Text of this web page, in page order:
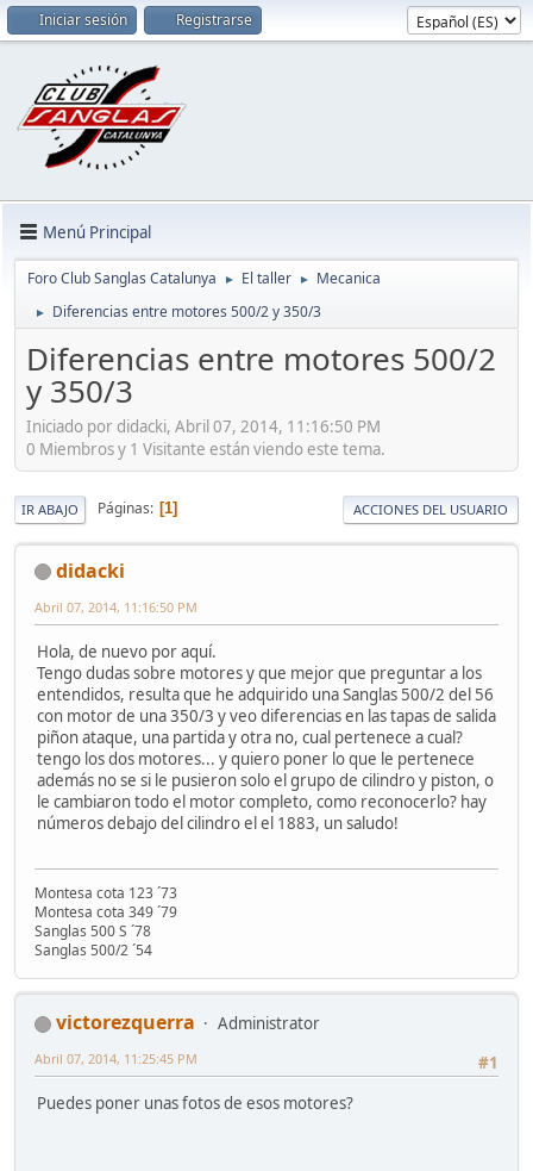
Iniciar sesión Registrarse
Menú Principal
Foro Club Sanglas Catalunya ► El taller ► Mecanica
► Diferencias entre motores 500/2 y 350/3
Diferencias entre motores 500/2
y 350/3
Iniciado por didacki, Abril 07, 2014, 11:16:50 PM
0 Miembros y 1 Visitante están viendo este tema.
IR ABAJO Páginas 1 ACCIONES DEL USUARIO
didacki
Abril 07, 2014, 11:16:50 PM
Hola, de nuevo por aquí.
Tengo dudas sobre motores y que mejor que preguntar a los
entendidos, resulta que he adquirido una Sanglas 500/2 del 56
con motor de una 350/3 y veo diferencias en las tapas de salida
piñon ataque, una partida y otra no, cual pertenece a cual?
tengo los dos motores... y quiero poner lo que le pertenece
además no se si le pusieron solo el grupo de cilindro y piston, o
le cambiaron todo el motor completo, como reconocerlo? hay
números debajo del cilindro el el 1883, un saludo!
Montesa cota 123 ´73
Montesa cota 349 ´79
Sanglas 500 S ´78
Sanglas 500/2 ´54
victorezquerra
Administrator
#1
Abril 07, 2014, 11:25:45 PM
Puedes poner unas fotos de esos motores?